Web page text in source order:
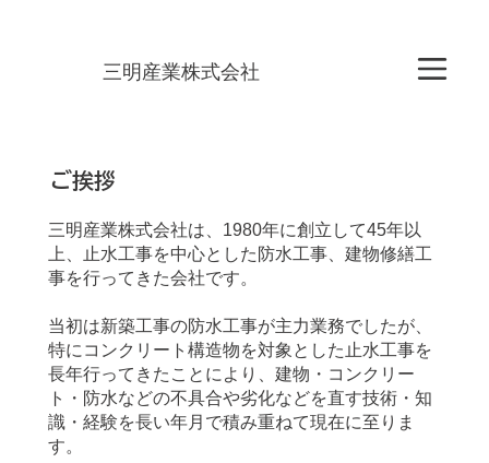
三明産業株式会社
ご挨拶
三明産業株式会社は、1980年に創立して45年以
上、止水工事を中心とした防水工事、建物修繕工
事を行ってきた会社です。
当初は新築工事の防水工事が主力業務でしたが、
特にコンクリート構造物を対象とした止水工事を
長年行ってきたことにより、建物・コンクリー
ト・防水などの不具合や劣化などを直す技術・知
識・経験を長い年月で積み重ねて現在に至りま
す。